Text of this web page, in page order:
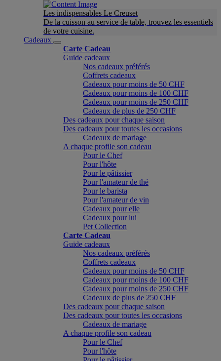
Les indispensables Le Creuset
De la cuisson au service de table, trouvez les essentiels
de votre cuisine.
Cadeaux
Carte Cadeau
Guide cadeaux
Nos cadeaux préférés
Coffrets cadeaux
Cadeaux pour moins de 50 CHF
Cadeaux pour moins de 100 CHF
Cadeaux pour moins de 250 CHF
Cadeaux de plus de 250 CHF
Des cadeaux pour chaque saison
Des cadeaux pour toutes les occasions
Cadeaux de mariage
A chaque profile son cadeau
Pour le Chef
Pour l'hôte
Pour le pâtissier
Pour l'amateur de thé
Pour le barista
Pour l'amateur de vin
Cadeaux pour elle
Cadeaux pour lui
Pet Collection
Carte Cadeau
Guide cadeaux
Nos cadeaux préférés
Coffrets cadeaux
Cadeaux pour moins de 50 CHF
Cadeaux pour moins de 100 CHF
Cadeaux pour moins de 250 CHF
Cadeaux de plus de 250 CHF
Des cadeaux pour chaque saison
Des cadeaux pour toutes les occasions
Cadeaux de mariage
A chaque profile son cadeau
Pour le Chef
Pour l'hôte